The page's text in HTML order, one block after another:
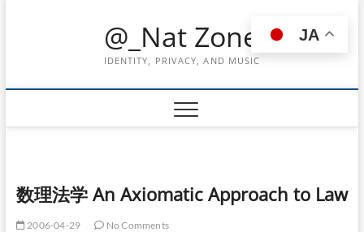
@_Nat Zone
IDENTITY, PRIVACY, AND MUSIC
数理法学 An Axiomatic Approach to Law
2006-04-29 No Comments
JA